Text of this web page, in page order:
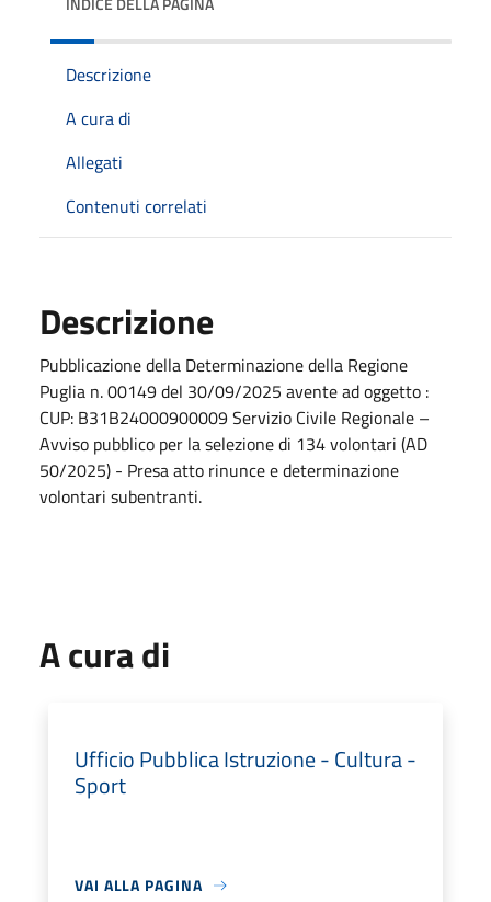
Descrizione
A cura di
Allegati
Contenuti correlati
Descrizione
Pubblicazione della Determinazione della Regione
Puglia n. 00149 del 30/09/2025 avente ad oggetto :
CUP: B31B24000900009 Servizio Civile Regionale –
Avviso pubblico per la selezione di 134 volontari (AD
50/2025) - Presa atto rinunce e determinazione
volontari subentranti.
A cura di
Ufficio Pubblica Istruzione - Cultura -
Sport
VAI ALLA PAGINA